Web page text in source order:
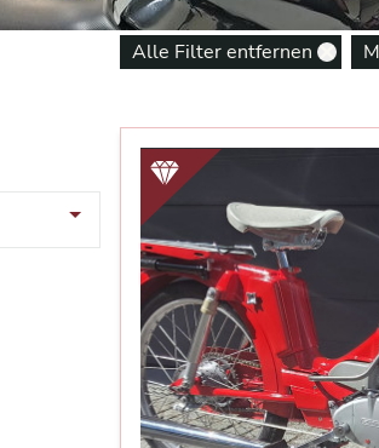
Alle Filter entfernen M